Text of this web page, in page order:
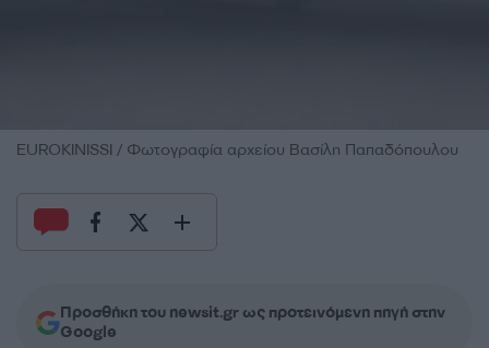
EUROKINISSI / Φωτογραφία αρχείου Βασίλη Παπαδόπουλου
Προσθήκη του newsit.gr ως προτεινόμενη πηγή στην
Google